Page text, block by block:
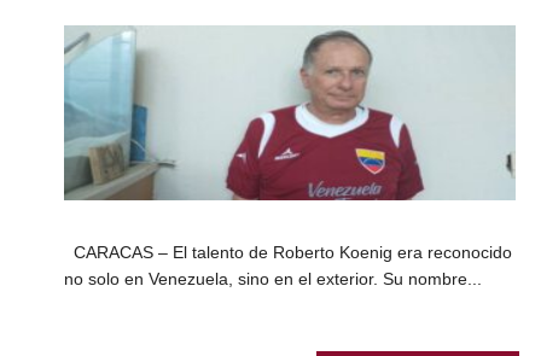
CARACAS – El talento de Roberto Koenig era reconocido
no solo en Venezuela, sino en el exterior. Su nombre...